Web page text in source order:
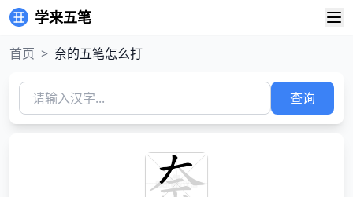
学来五笔
首页 > 奈的五笔怎么打
查询